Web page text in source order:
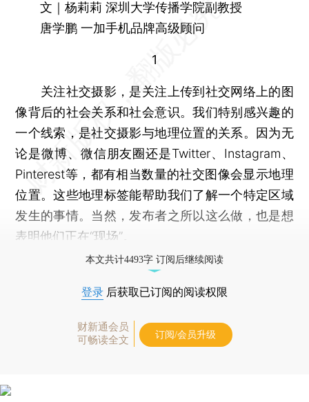
文｜杨莉莉 深圳大学传播学院副教授
唐学鹏 一加手机品牌高级顾问
1
关注社交摄影，是关注上传到社交网络上的图
像背后的社会关系和社会意识。我们特别感兴趣的
一个线索，是社交摄影与地理位置的关系。因为无
论是微博、微信朋友圈还是Twitter、Instagram、
Pinterest等，都有相当数量的社交图像会显示地理
位置。这些地理标签能帮助我们了解一个特定区域
发生的事情。当然，发布者之所以这么做，也是想
表明他们正在“现场”。
本文共计4493字 订阅后继续阅读
登录 后获取已订阅的阅读权限
财新通会员
可畅读全文
订阅/会员升级